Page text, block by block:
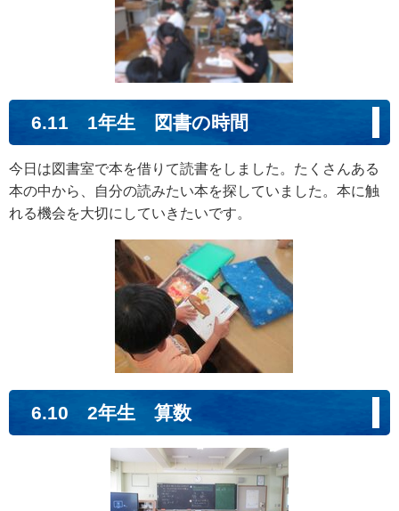
6.11 1年生 図書の時間
今日は図書室で本を借りて読書をしました。たくさんある
本の中から、自分の読みたい本を探していました。本に触
れる機会を大切にしていきたいです。
6.10 2年生 算数